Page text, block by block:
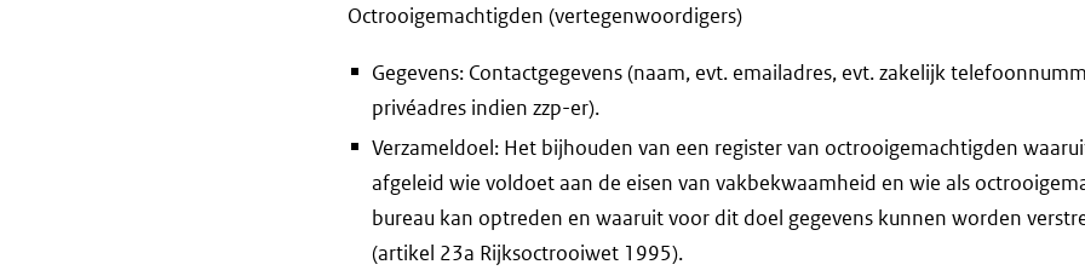
Octrooigemachtigden (vertegenwoordigers)
Gegevens: Contactgegevens (naam, evt. emailadres, evt. zakelijk
privéadres indien zzp-er).
Verzameldoel: Het bijhouden van een register van octrooigemachtigden
afgeleid wie voldoet aan de eisen van vakbekwaamheid en wie als
bureau kan optreden en waaruit voor dit doel gegevens kunnen worden
(artikel 23a Rijksoctrooiwet 1995).